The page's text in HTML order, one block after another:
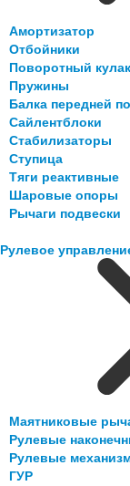
Амортизатор
Отбойники
Поворотный кулак
Пружины
Балка передней
Сайлентблоки
Стабилизаторы
Ступица
Тяги реактивные
Шаровые опоры
Рычаги подвески
Рулевое
Маятниковые
Рулевые
Рулевые
ГУР